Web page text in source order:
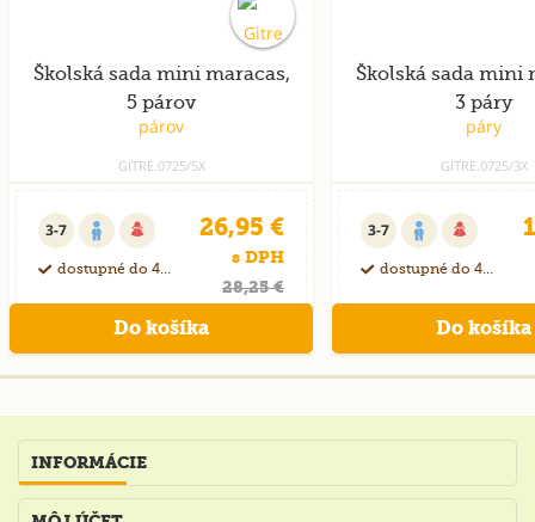
Školská sada mini maracas,
5 párov
GITRE.0725/5X
3-7
dostupné do 40 dní
26,95 €
s DPH
28,25 €
Školská sada mini
3 páry
GITRE.0725/3X
3-7
dostupné do 40 dní
INFORMÁCIE